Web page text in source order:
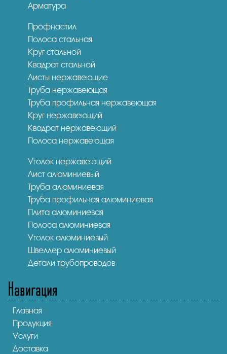
Арматура
Профнастил
Полоса стальная
Круг стальной
Квадрат стальной
Листы нержавеющие
Труба нержавеющая
Труба профильная нержавеющая
Круг нержавеющий
Квадрат нержавеющий
Полоса нержавеющая
Уголок нержавеющий
Лист алюминиевый
Труба алюминиевая
Труба профильная алюминиевая
Плита алюминиевая
Полоса алюминиевая
Уголок алюминиевый
Швеллер алюминиевый
Детали трубопроводов
Навигация
Главная
Продукция
Услуги
Доставка